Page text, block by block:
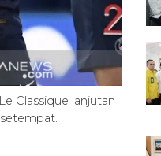
Classique lanjutan